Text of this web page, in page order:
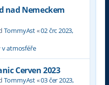
nad Nemeckem
TommyAst«02 črc 2023,
v atmosféře
Cerven 2023
TommyAst«03 čer 2023,